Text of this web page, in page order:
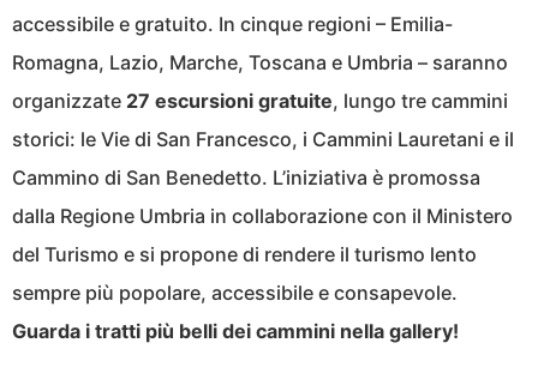
accessibile e gratuito. In cinque regioni – Emilia-
Romagna, Lazio, Marche, Toscana e Umbria – saranno
organizzate 27 escursioni gratuite, lungo tre cammini
storici: le Vie di San Francesco, i Cammini Lauretani e il
Cammino di San Benedetto. L’iniziativa è promossa
dalla Regione Umbria in collaborazione con il Ministero
del Turismo e si propone di rendere il turismo lento
sempre più popolare, accessibile e consapevole.
Guarda i tratti più belli dei cammini nella gallery!